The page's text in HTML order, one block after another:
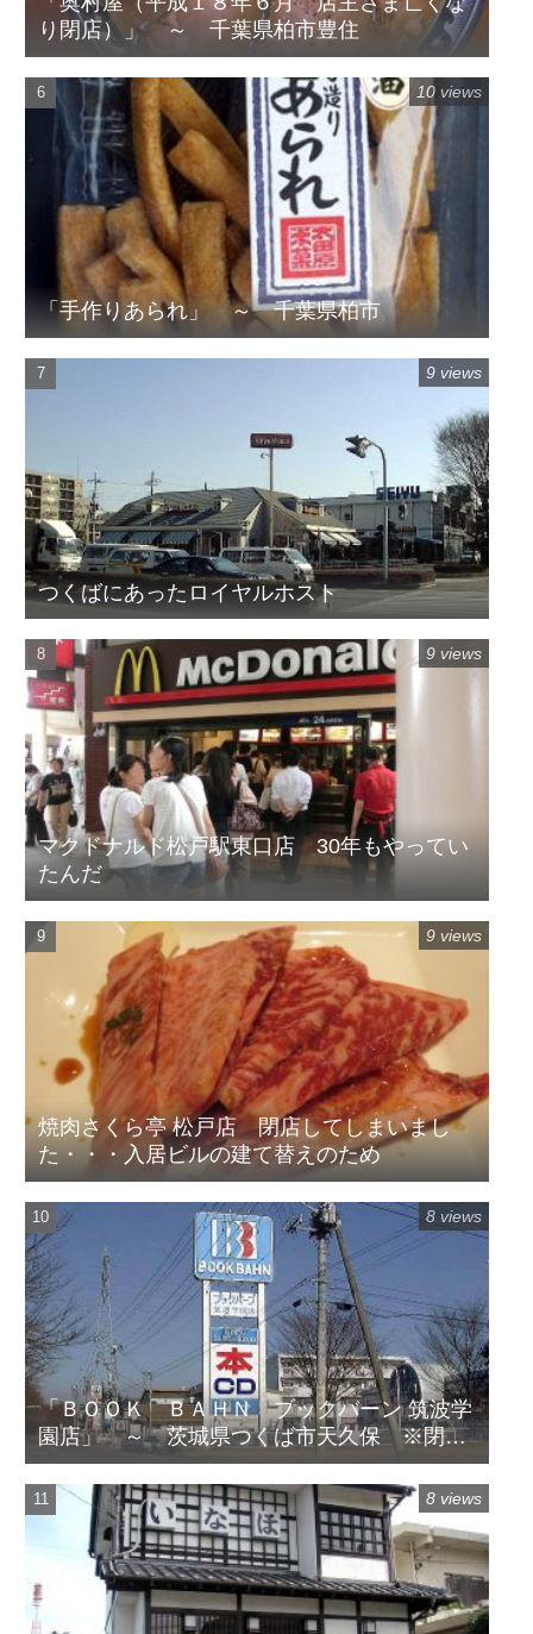
り閉店）」 ～ 千葉県柏市豊住
「手作りあられ」 ～ 千葉県柏市
10 views
つくばにあったロイヤルホスト
9 views
マクドナルド松戸駅東口店 30年もやってい
たんだ
9 views
焼肉さくら亭 松戸店 閉店してしまいまし
た・・・入居ビルの建て替えのため
9 views
「ＢＯＯＫ ＢＡＨＮ ブックバーン 筑波学
園店」 ～ 茨城県つくば市天久保 ※閉店
してます
8 views
8 views